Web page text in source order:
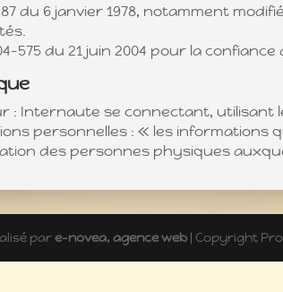
87 du 6 janvier 1978, notamment
575 du 21 juin 2004 pour la
: Internaute se connectant, utilisant
personnelles : « les informations
des personnes physiques
pare-novea, agence web | Copyright